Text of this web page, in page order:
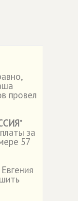
провел
"
за
57